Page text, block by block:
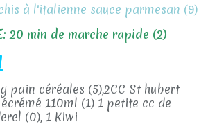
à l'italienne sauce parmesan (9)
20 min de marche rapide (2)
pain céréales (5),2CC St hubert
110ml (1) 1 petite cc de
(0), 1 Kiwi